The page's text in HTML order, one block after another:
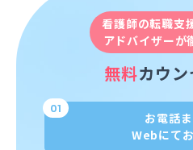
看護師の転職支
アドバイザーが
無料カウ
01
お電話
Webにて